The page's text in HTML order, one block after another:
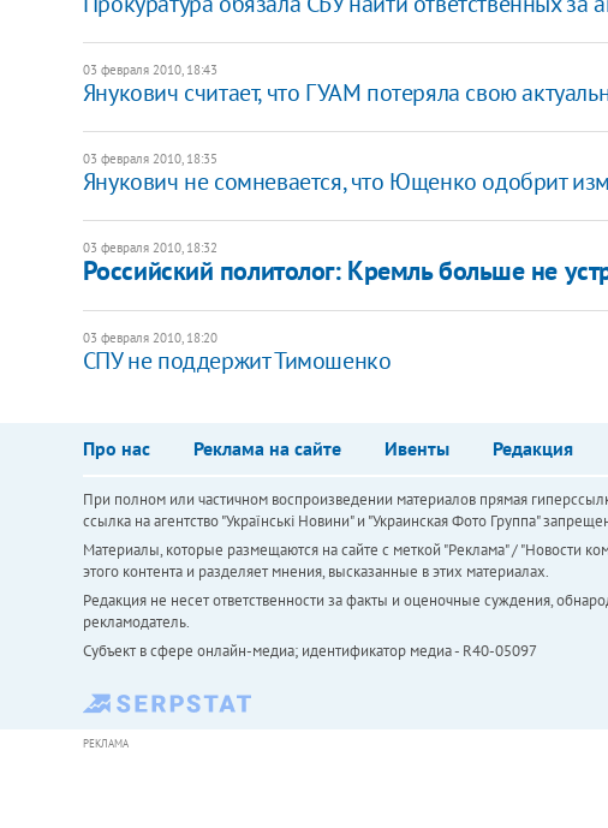
03 февраля 2010, 18:43
Янукович считает, что ГУАМ потеряла свою
03 февраля 2010, 18:35
Янукович не сомневается, что Ющенко одобрит
03 февраля 2010, 18:32
Российский политолог: Кремль больше не
03 февраля 2010, 18:20
СПУ не поддержит Тимошенко
Про нас Реклама на сайте Ивенты Редакция
При полном или частичном воспроизведении материалов прямая
ссылка на агентство "Українськi Новини" и "Украинская Фото Группа"
Материалы, которые размещаются на сайте с меткой "Реклама" / "Новости
этого контента и разделяет мнения, высказанные в этих материалах.
Редакция не несет ответственности за факты и оценочные суждения,
рекламодатель.
Субъект в сфере онлайн-медиа; идентификатор медиа - R40-05097
РЕКЛАМА